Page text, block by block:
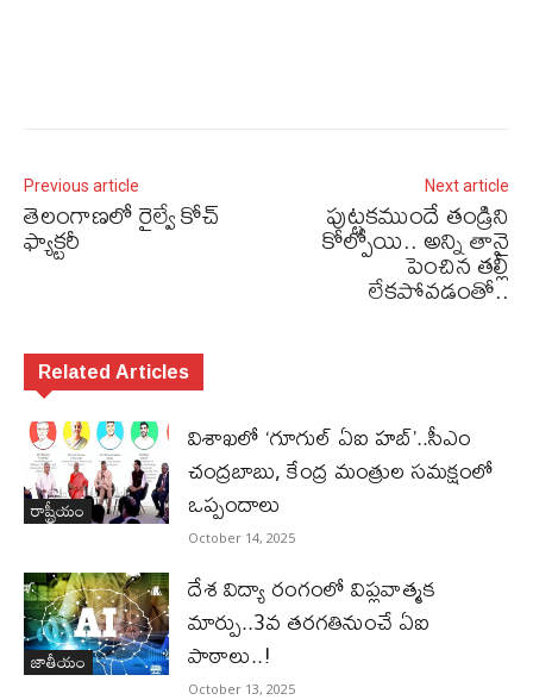
Previous article
తెలంగాణలో రైల్వే కోచ్‌
ఫ్యాక్టరీ
Next article
పుట్టకముందే తండ్రిని
కోల్పోయి.. అన్ని తానై
పెంచిన తల్లీ
లేకపోవడంతో..
Related Articles
రాష్ట్రీయం
విశాఖలో ‘గూగుల్ ఏఐ హబ్’..సీఎం
చంద్రబాబు, కేంద్ర మంత్రుల సమక్షంలో
ఒప్పందాలు
October 14, 2025
జాతీయం
దేశ విద్యా రంగంలో విప్లవాత్మక
మార్పు..3వ తరగతినుంచే ఏఐ
పాఠాలు..!
October 13, 2025